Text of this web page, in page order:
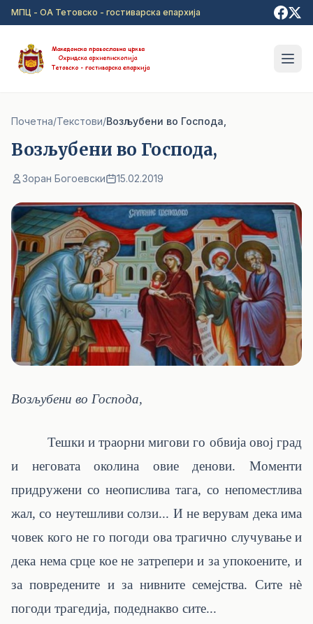
Прејди на главна содржина
МПЦ - ОА Тетовско - гостиварска епархија
Почетна/Текстови/Возљубени во Господа,
Возљубени во Господа,
Зоран Богоевски 15.02.2019
Возљубени во Господа,
Тешки и траорни мигови го обвија овој град
и неговата околина овие денови. Моменти
придружени со неопислива тага, со непоместлива
жал, со неутешливи солзи... И не верувам дека има
човек кого не го погоди ова трагично случување и
дека нема срце кое не затрепери и за упокоените, и
за повредените и за нивните семејства. Сите нѐ
погоди трагедија, подеднакво сите...